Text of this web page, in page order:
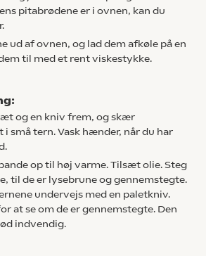
pitabrødene er i ovnen, kan du
ud af ovnen, og lad dem afkøle på en
til med et rent viskestykke.
og en kniv frem, og skær
små tern. Vask hænder, når du har
op til høj varme. Tilsæt olie. Steg
til de er lysebrune og gennemstegte.
undervejs med en paletkniv.
at se om de er gennemstegte. Den
indvendig.